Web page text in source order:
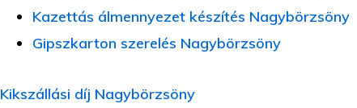
Kazettás álmennyezet készítés Nagybörzsöny
Gipszkarton szerelés Nagybörzsöny
Kikszállási díj Nagybörzsöny